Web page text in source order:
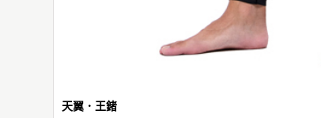
天翼．王鍺